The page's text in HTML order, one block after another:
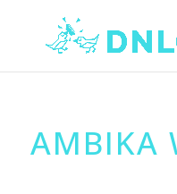
AMBIKA